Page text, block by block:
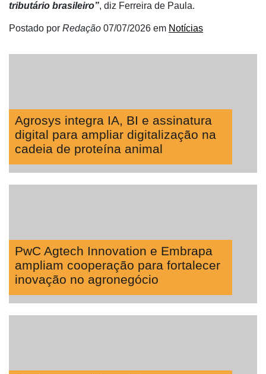
tributário brasileiro”, diz Ferreira de Paula.
Postado por Redação 07/07/2026 em Notícias
Agrosys integra IA, BI e assinatura
digital para ampliar digitalização na
cadeia de proteína animal
PwC Agtech Innovation e Embrapa
ampliam cooperação para fortalecer
inovação no agronegócio